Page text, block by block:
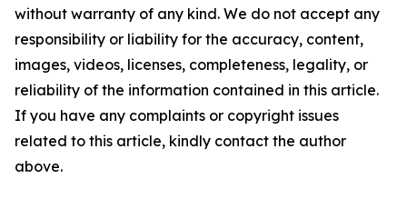
without warranty of any kind. We do not accept any
responsibility or liability for the accuracy, content,
images, videos, licenses, completeness, legality, or
reliability of the information contained in this article.
If you have any complaints or copyright issues
related to this article, kindly contact the author
above.